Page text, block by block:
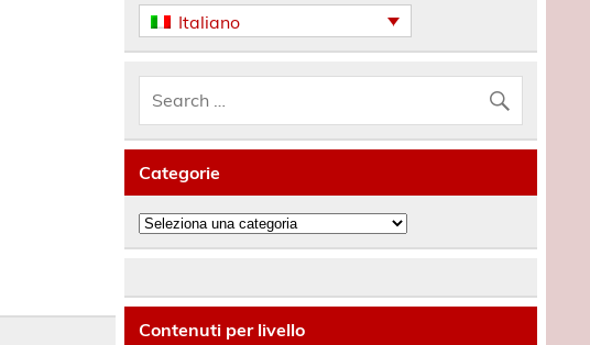
Italiano
Categorie
Categorie
Contenuti per livello